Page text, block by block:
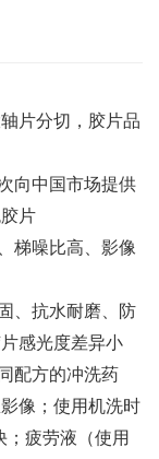
片分切，胶片品
向中国市场提供
片
梯噪比高、影像
、抗水耐磨、防
感光度差异小
配方的冲洗药
像；使用机洗时
；疲劳液（使用